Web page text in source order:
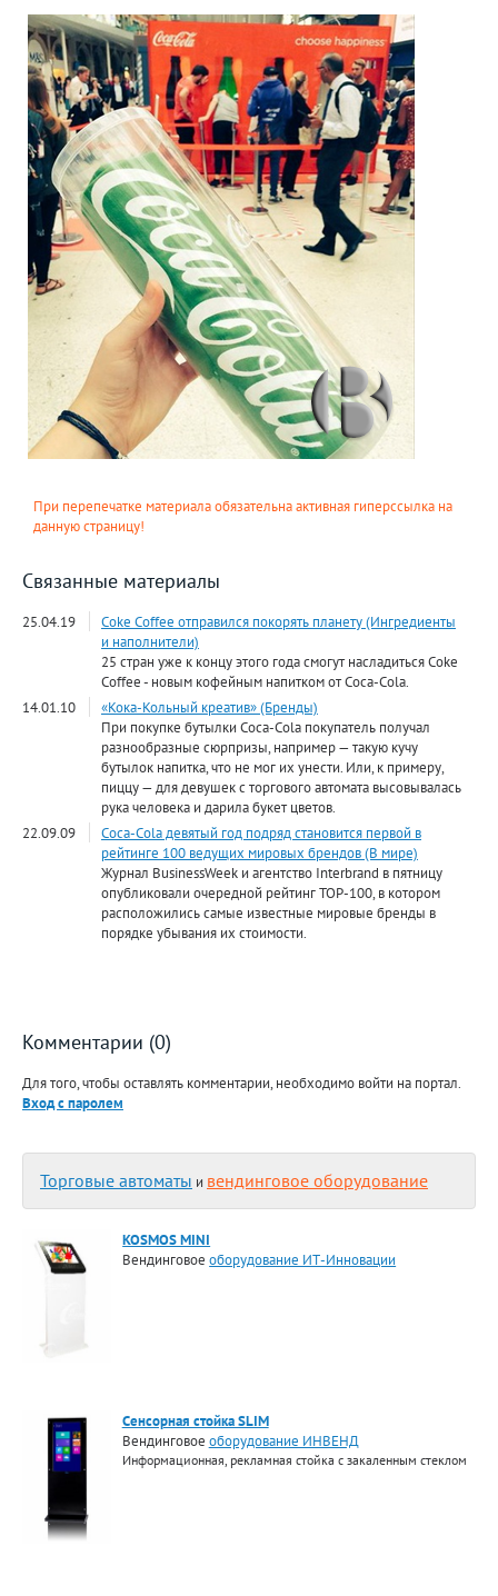
При перепечатке материала обязательна активная гиперссылка на
данную страницу!
Связанные материалы
25.04.19
Coke Coffee отправился покорять планету (Ингредиенты
и наполнители)
25 стран уже к концу этого года смогут насладиться Coke
Coffee - новым кофейным напитком от Coca-Cola.
14.01.10
«Кока-Кольный креатив» (Бренды)
При покупке бутылки Coca-Cola покупатель получал
разнообразные сюрпризы, например — такую кучу
бутылок напитка, что не мог их унести. Или, к примеру,
пиццу — для девушек с торгового автомата высовывалась
рука человека и дарила букет цветов.
22.09.09
Coca-Cola девятый год подряд становится первой в
рейтинге 100 ведущих мировых брендов (В мире)
Журнал BusinessWeek и агентство Interbrand в пятницу
опубликовали очередной рейтинг ТОР-100, в котором
расположились самые известные мировые бренды в
порядке убывания их стоимости.
Комментарии (0)
Для того, чтобы оставлять комментарии, необходимо войти на портал.
Вход с паролем
Торговые автоматы и вендинговое оборудование
KOSMOS MINI
Вендинговоеоборудование ИТ-Инновации
Сенсорная стойка SLIM
Вендинговое оборудование ИНВЕНД
Информационная, рекламная стойка с закаленным стеклом